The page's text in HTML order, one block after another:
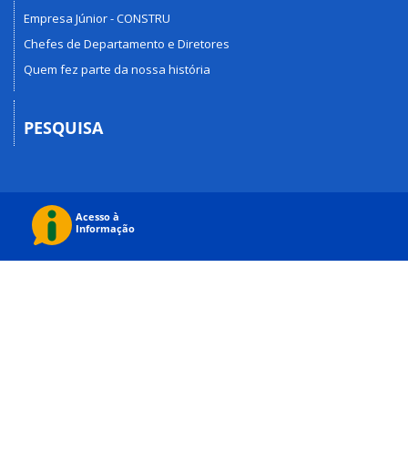
Empresa Júnior - CONSTRU
Chefes de Departamento e Diretores
Quem fez parte da nossa história
PESQUISA